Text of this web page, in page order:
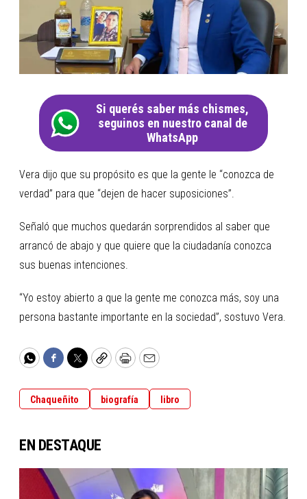
Si querés saber más chismes,
seguinos en nuestro canal de
WhatsApp
Vera dijo que su propósito es que la gente le “conozca de
verdad” para que “dejen de hacer suposiciones”.
Señaló que muchos quedarán sorprendidos al saber que
arrancó de abajo y que quiere que la ciudadanía conozca
sus buenas intenciones.
“Yo estoy abierto a que la gente me conozca más, soy una
persona bastante importante en la sociedad”, sostuvo Vera.
WhatsApp
Facebook
TwitterCopyPrintEmail
Chaqueñito biografía libro
EN DESTAQUE